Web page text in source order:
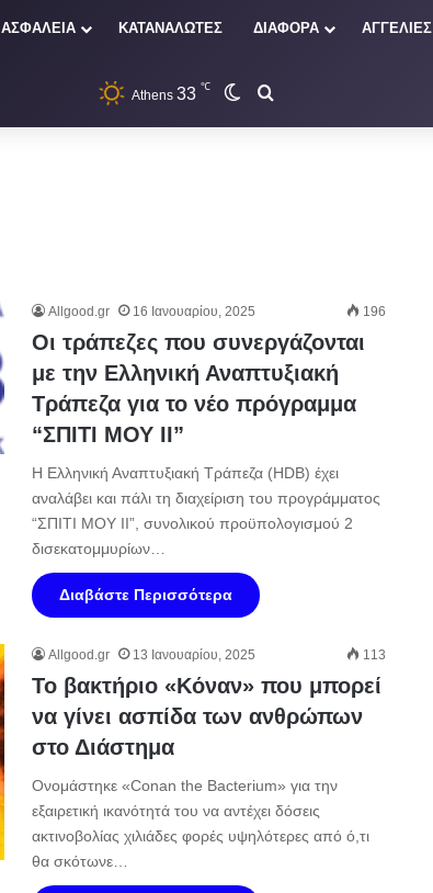
ΑΣΦΑΛΕΙΑ ΚΑΤΑΝΑΛΩΤΕΣ ΔΙΑΦΟΡΑ ΑΓΓΕΛΙΕΣ
Athens 33 ℃ Switch skin
Allgood.gr 16 Ιανουαρίου, 2025 196
Οι τράπεζες που συνεργάζονται
με την Ελληνική Αναπτυξιακή
Τράπεζα για το νέο πρόγραμμα
“ΣΠΙΤΙ ΜΟΥ ΙΙ”
Η Ελληνική Αναπτυξιακή Τράπεζα (HDB) έχει
αναλάβει και πάλι τη διαχείριση του προγράμματος
“ΣΠΙΤΙ ΜΟΥ ΙΙ”, συνολικού προϋπολογισμού 2
δισεκατομμυρίων…
Διαβάστε Περισσότερα
Allgood.gr 13 Ιανουαρίου, 2025 113
Το βακτήριο «Κόναν» που μπορεί
να γίνει ασπίδα των ανθρώπων
στο Διάστημα
Ονομάστηκε «Conan the Bacterium» για την
εξαιρετική ικανότητά του να αντέχει δόσεις
ακτινοβολίας χιλιάδες φορές υψηλότερες από ό,τι
θα σκότωνε…